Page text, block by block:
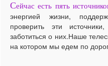
Сейчас есть пять
энергией жизни,
проверить эти
заботиться о них.Наше
на котором мы едем по